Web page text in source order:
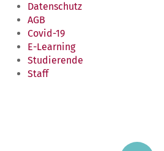
Datenschutz
AGB
Covid-19
E-Learning
Studierende
Staff